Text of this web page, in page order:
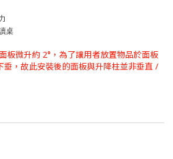
桌
板微升約 2°，為了讓用者放置物品於面板
垂，故此安裝後的面板與升降柱並非垂直 /